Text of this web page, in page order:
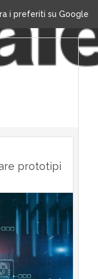
i preferiti su Google
prototipi